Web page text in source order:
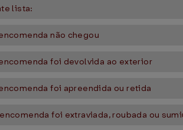
lista:
não chegou
foi devolvida ao exterior
foi apreendida ou retida
foi extraviada, roubada ou